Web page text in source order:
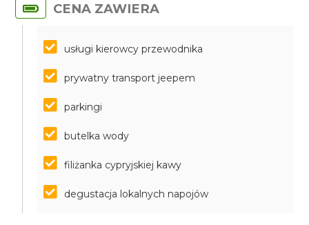
CENA ZAWIERA
usługi kierowcy przewodnika
prywatny transport jeepem
parkingi
butelka wody
filiżanka cypryjskiej kawy
degustacja lokalnych napojów